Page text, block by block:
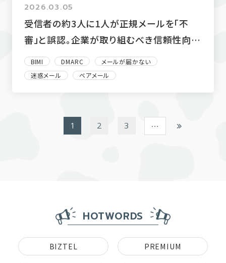
2026.03.05
受信者の約3人に1人が正規メールを「不
審」と誤認。企業が取り組むべき信頼性向上
策とは
BIMI DMARC
メールが届かない
迷惑メール
ベアメール
1 2 3 …
HOTWORDS
BIZTEL PREMIUM